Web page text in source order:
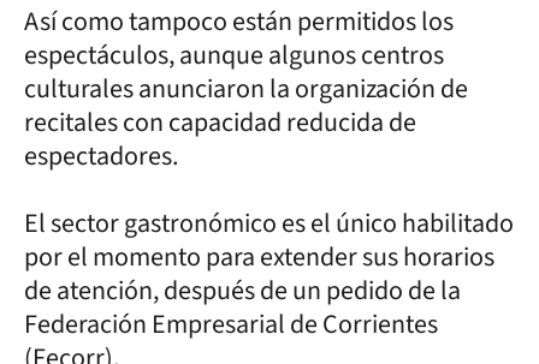
Así como tampoco están permitidos los
espectáculos, aunque algunos centros
culturales anunciaron la organización de
recitales con capacidad reducida de
espectadores.
El sector gastronómico es el único habilitado
por el momento para extender sus horarios
de atención, después de un pedido de la
Federación Empresarial de Corrientes